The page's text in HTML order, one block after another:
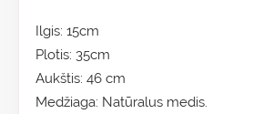
Ilgis: 15cm
Plotis: 35cm
Aukštis: 46 cm
Medžiaga: Natūralus medis.